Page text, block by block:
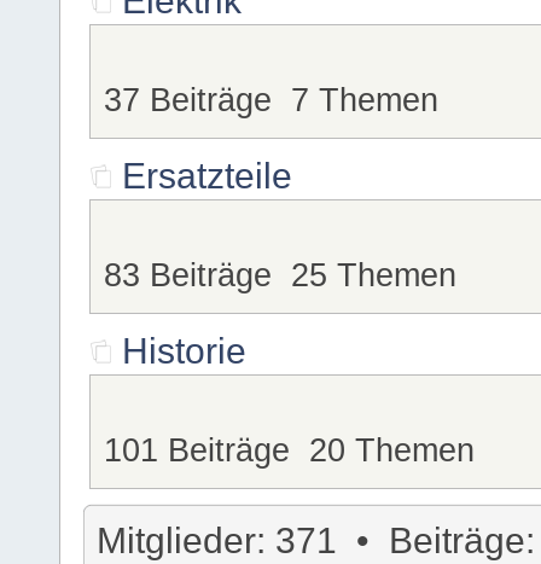
37 Beiträge 7 Themen
Ersatzteile
83 Beiträge 25 Themen
Historie
101 Beiträge 20 Themen
Mitglieder: 371 •